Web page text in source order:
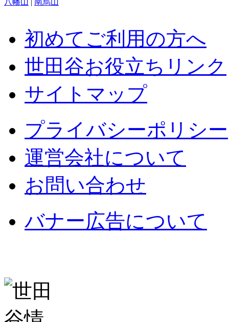
八幡山 南烏山
初めてご利用の方へ
世田谷お役立ちリンク
サイトマップ
プライバシーポリシー
運営会社について
お問い合わせ
バナー広告について